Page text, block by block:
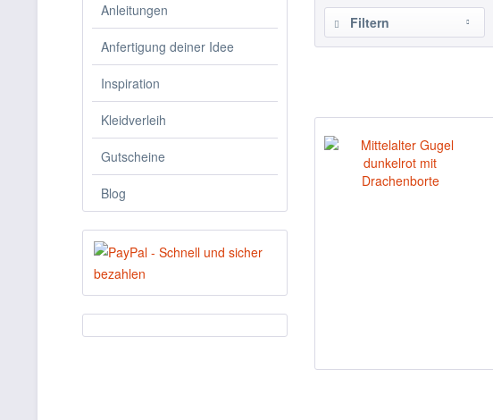
Anleitungen
Anfertigung deiner Idee
Inspiration
Kleidverleih
Gutscheine
Blog
Filtern